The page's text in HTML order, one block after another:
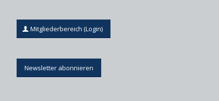
Mitgliederbereich (Login)
Newsletter abonnieren